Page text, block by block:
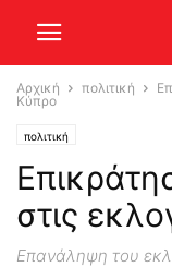
Αρχική πολιτική
Κύπρο
πολιτική
στις
Επανάληψη του